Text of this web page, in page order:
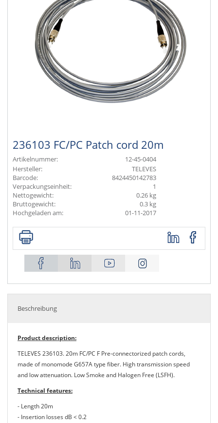
236103 FC/PC Patch cord 20m
Artikelnummer:
12-45-0404
Hersteller:
TELEVES
Barcode:
8424450142783
Verpackungseinheit:
1
Nettogewicht:
0.26 kg
Bruttogewicht:
0.3 kg
Hochgeladen am:
01-11-2017
Beschreibung
Product description:
TELEVES 236103. 20m FC/PC F Pre-connectorized patch cords,
made of monomode G657A type fiber. High transmission speed
and low attenuation. Low Smoke and Halogen Free (LSFH).
Technical features:
- Length 20m
- Insertion losses dB < 0.2